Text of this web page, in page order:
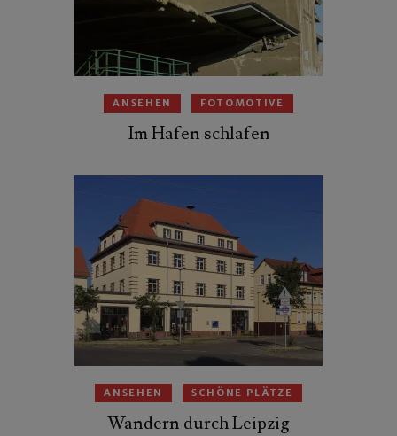
ANSEHEN FOTOMOTIVE
Im Hafen schlafen
ANSEHEN SCHÖNE PLÄTZE
Wandern durch Leipzig